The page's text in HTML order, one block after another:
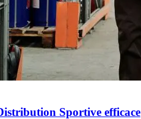
Sportive efficace